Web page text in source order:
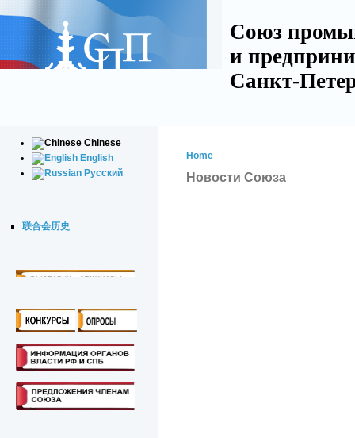
Союз
и
Санкт-
Chinese
English
Русский
联合会历史
Home
Новости Союза